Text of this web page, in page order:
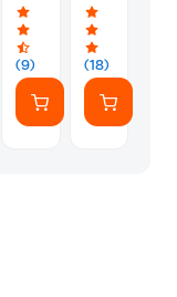
(9) (18)